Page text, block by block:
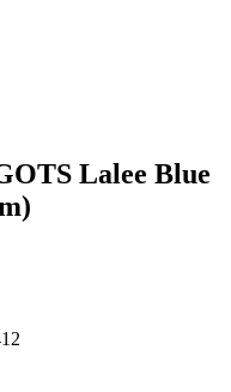
Lalee Blue